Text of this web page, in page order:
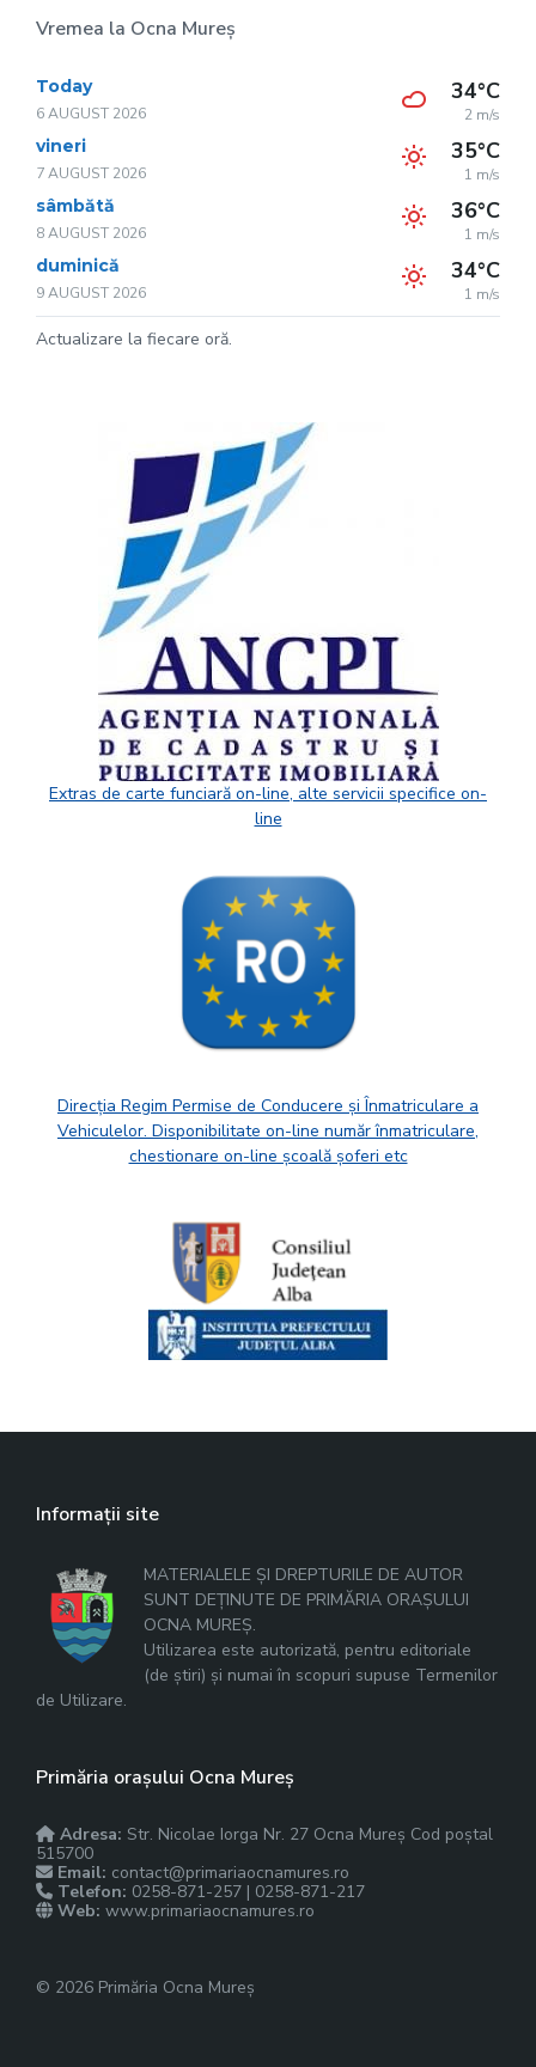
Vremea la Ocna Mureș
Today
6 AUGUST 2026
34°C
2 m/s
vineri
7 AUGUST 2026
35°C
1 m/s
sâmbătă
8 AUGUST 2026
36°C
1 m/s
duminică
9 AUGUST 2026
34°C
1 m/s
Actualizare la fiecare oră.
Extras de carte funciară on-line, alte servicii specifice on-
line
Direcția Regim Permise de Conducere și Înmatriculare a
Vehiculelor. Disponibilitate on-line număr înmatriculare,
chestionare on-line școală șoferi etc
Informații site
MATERIALELE ȘI DREPTURILE DE AUTOR
SUNT DEȚINUTE DE PRIMĂRIA ORAȘULUI
OCNA MUREȘ.
Utilizarea este autorizată, pentru editoriale
(de știri) și numai în scopuri supuse Termenilor
de Utilizare.
Primăria orașului Ocna Mureș
Adresa: Str. Nicolae Iorga Nr. 27 Ocna Mureș Cod poștal
515700
Email: contact@primariaocnamures.ro
Telefon: 0258-871-257 | 0258-871-217
Web: www.primariaocnamures.ro
© 2026 Primăria Ocna Mureș